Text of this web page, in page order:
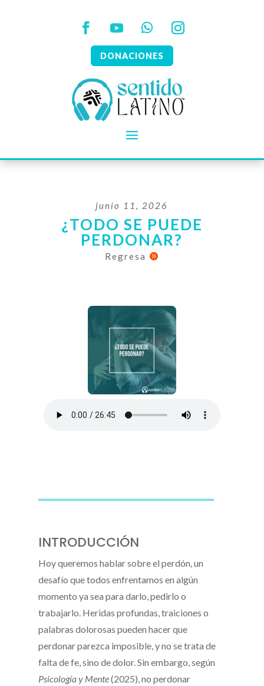
DONACIONES
junio 11, 2026
¿TODO SE PUEDE
PERDONAR?
Regresa 
INTRODUCCIÓN
Hoy queremos hablar sobre el perdón, un
desafío que todos enfrentamos en algún
momento ya sea para darlo, pedirlo o
trabajarlo. Heridas profundas, traiciones o
palabras dolorosas pueden hacer que
perdonar parezca imposible, y no se trata de
falta de fe, sino de dolor. Sin embargo, según
Psicología y Mente(2025), no perdonar